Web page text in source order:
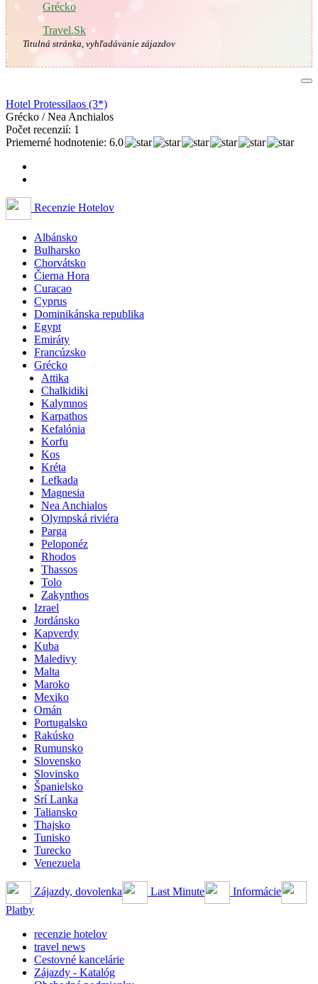
Grécko
Travel.Sk
Titulná stránka, vyhľadávanie zájazdov
Hotel Protessilaos (3*)
Grécko / Nea Anchialos
Počet recenzií: 1
Priemerné hodnotenie: 6.0
Recenzie Hotelov
Albánsko
Bulharsko
Chorvátsko
Čierna Hora
Curacao
Cyprus
Dominikánska republika
Egypt
Emiráty
Francúzsko
Grécko
Attika
Chalkidiki
Kalymnos
Karpathos
Kefalónia
Korfu
Kos
Kréta
Lefkada
Magnesia
Nea Anchialos
Olympská riviéra
Parga
Peloponéz
Rhodos
Thassos
Tolo
Zakynthos
Izrael
Jordánsko
Kapverdy
Kuba
Maledivy
Malta
Maroko
Mexiko
Omán
Portugalsko
Rakúsko
Rumunsko
Slovensko
Slovinsko
Španielsko
Srí Lanka
Taliansko
Thajsko
Tunisko
Turecko
Venezuela
Zájazdy, dovolenka Last Minute
Informácie
Platby
recenzie hotelov
travel news
Cestovné kancelárie
Zájazdy - Katalóg